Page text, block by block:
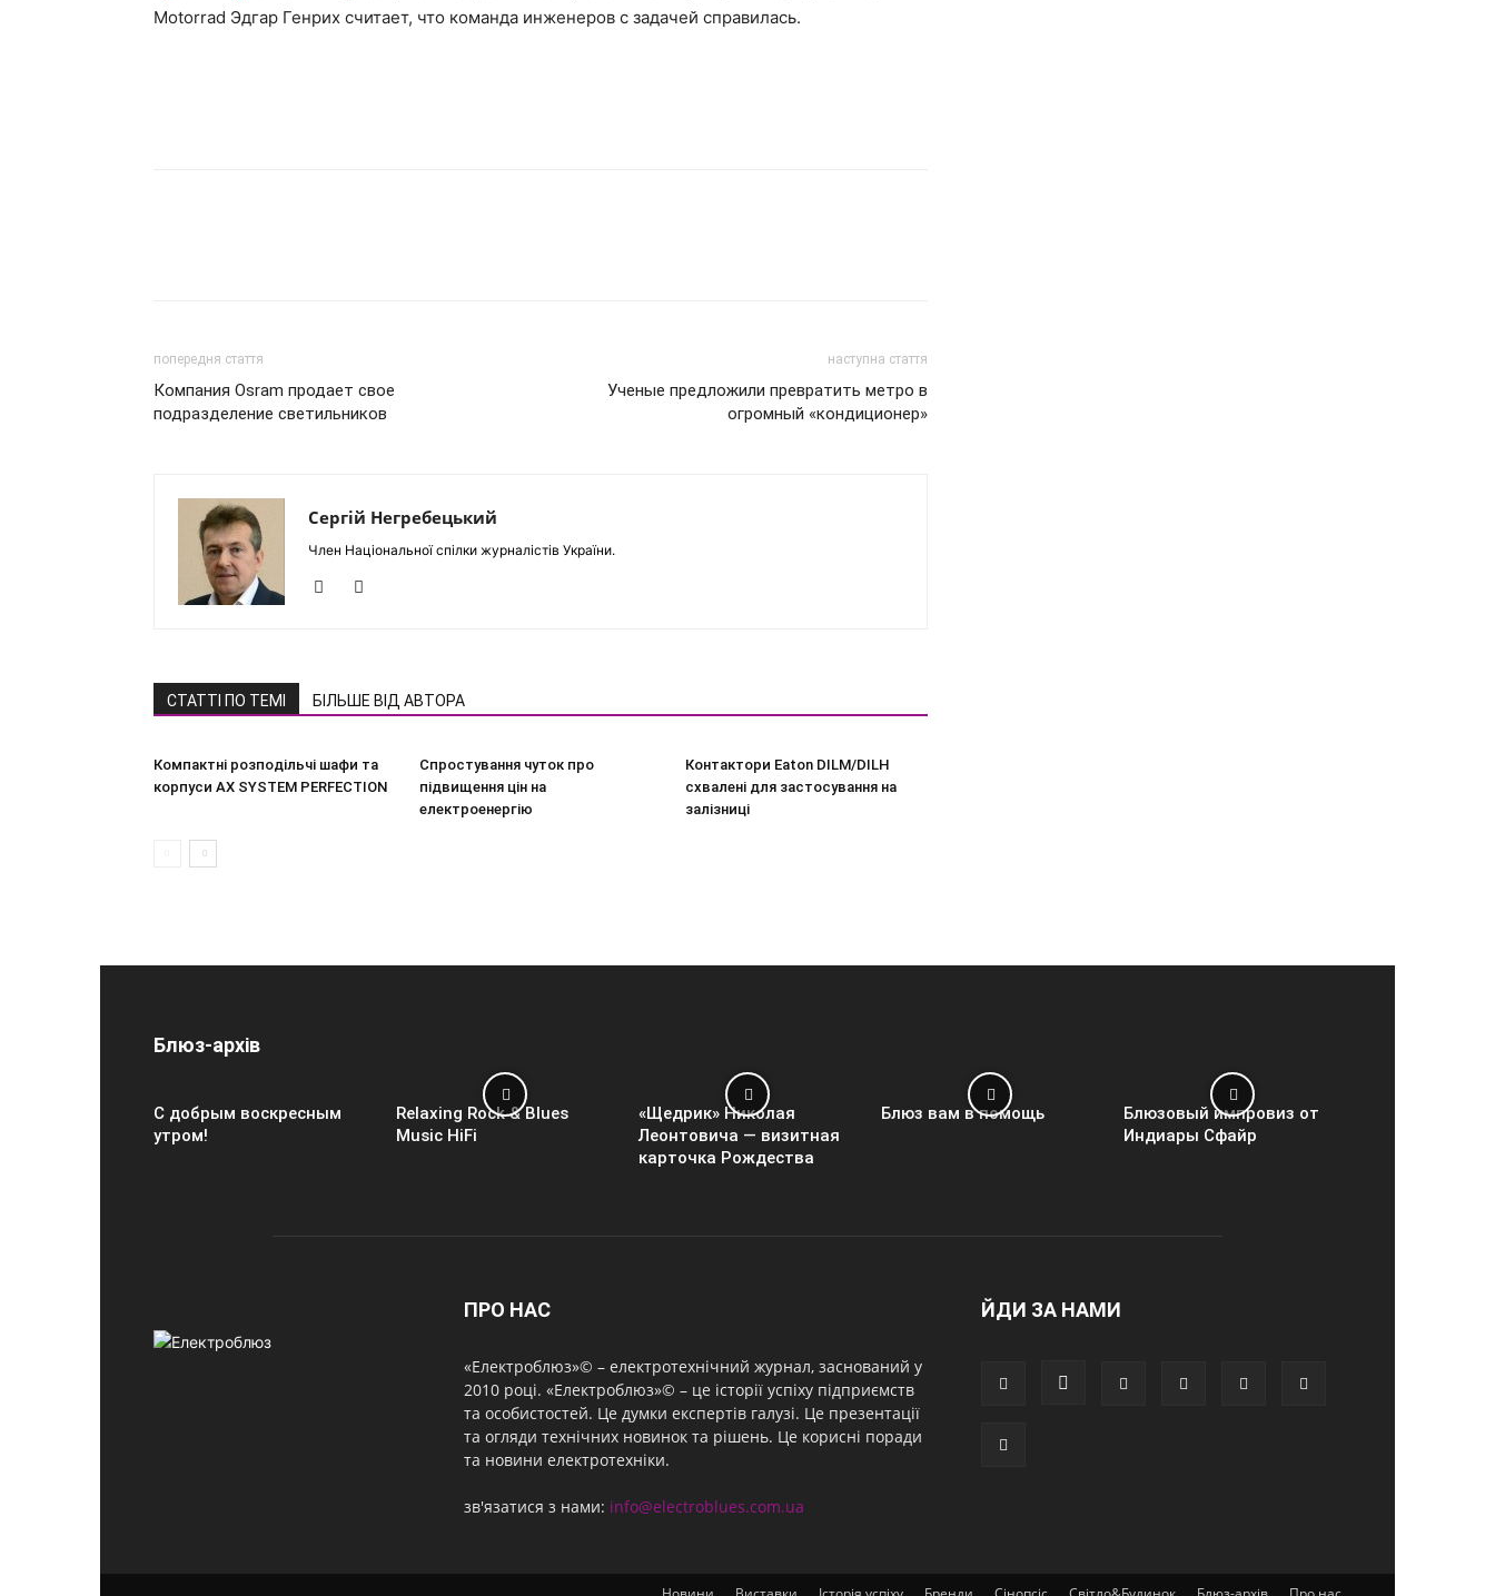
Motorrad Эдгар Генрих считает, что команда инженеров с задачей справилась.
попередня стаття
Компания Osram продает свое
подразделение светильников
наступна стаття
Ученые предложили превратить метро в
огромный «кондиционер»
Сергій Негребецький
Член Національної спілки журналістів України.
СТАТТІ ПО ТЕМІ БІЛЬШЕ ВІД АВТОРА
Компактні розподільчі шафи та
корпуси AX SYSTEM PERFECTION
Спростування чуток про
підвищення цін на
електроенергію
Контактори Eaton DILM/DILH
схвалені для застосування на
залізниці
Блюз-архів
С добрым воскресным
утром!
Relaxing Rock & Blues
Music HiFi
«Щедрик» Николая
Леонтовича — визитная
карточка Рождества
Блюз вам в помощь
Блюзовый импровиз от
Индиары Сфайр
ПРО НАС
«Електроблюз»© – електротехнічний журнал, заснований у
2010 році. «Електроблюз»© – це історії успіху підприємств
та особистостей. Це думки експертів галузі. Це презентації
та огляди технічних новинок та рішень. Це корисні поради
та новини електротехніки.
зв'язатися з нами: info@electroblues.com.ua
ЙДИ ЗА НАМИ